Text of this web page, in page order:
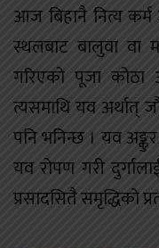
आज बिहानै नित्य
स्थलबाट बालुवा वा
गरिएको पूजा कोठा
त्यसमाथि यव अर्थात्
पनि भनिन्छ । यव
यव रोपण गरी
प्रसादसितै समृद्धिको